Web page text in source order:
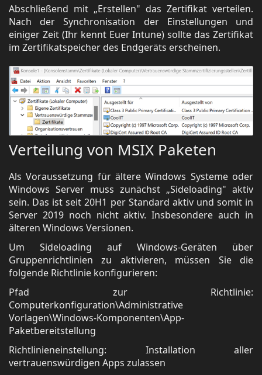
Abschließend mit „Erstellen" das Zertifikat verteilen.
Nach der Synchronisation der Einstellungen und
einiger Zeit (Ihr kennt Euer Intune) sollte das Zertifikat
im Zertifikatspeicher des Endgeräts erscheinen.
Verteilung von MSIX Paketen
Als Voraussetzung für ältere Windows Systeme oder
Windows Server muss zunächst „Sideloading" aktiv
sein. Das ist seit 20H1 per Standard aktiv und somit in
Server 2019 noch nicht aktiv. Insbesondere auch in
älteren Windows Versionen.
Um Sideloading auf Windows-Geräten über
Gruppenrichtlinien zu aktivieren, müssen Sie die
folgende Richtlinie konfigurieren:
Pfad zur Richtlinie:
Computerkonfiguration\Administrative
Vorlagen\Windows-Komponenten\App-
Paketbereitstellung
Richtlinieneinstellung: Installation aller
vertrauenswürdigen Apps zulassen